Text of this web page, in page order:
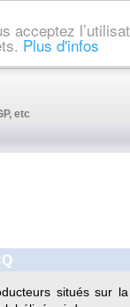
acceptez
Plus d'infos
etc
situés sur